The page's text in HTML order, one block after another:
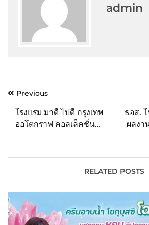
admin
PostPrevious
โรงแรม มาดี ไปดี กรุงเทพ
ออโตกราฟ คอลเล็คชั่น
พักสุดพิเศษ
ธอส.
ผลงา
อยู่
แวดล้
RELATED POSTS